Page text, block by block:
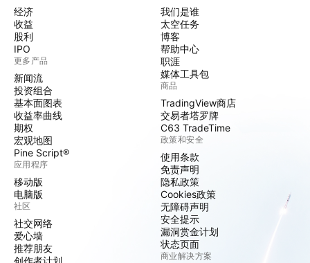
经济
收益
股利
IPO
更多产品
新闻流
投资组合
基本面图表
收益率曲线
期权
宏观地图
Pine Script®
应用程序
移动版
电脑版
社区
社交网络
爱心墙
推荐朋友
创作者计划
我们是谁
太空任务
博客
帮助中心
职涯
媒体工具包
商品
TradingView商店
交易者塔罗牌
C63 TradeTime
政策和安全
使用条款
免责声明
隐私政策
Cookies政策
无障碍声明
安全提示
漏洞赏金计划
状态页面
商业解决方案